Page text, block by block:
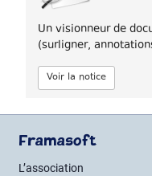
Un visionneur de
(surligner,
Voir la notice
Framasoft
L’association